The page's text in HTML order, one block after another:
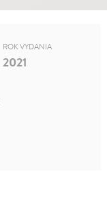
ROK VYDANIA
2021